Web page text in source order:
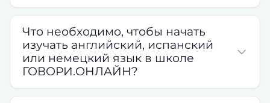
Что необходимо, чтобы начать
изучать английский, испанский
или немецкий язык в школе
ГОВОРИ.ОНЛАЙН?